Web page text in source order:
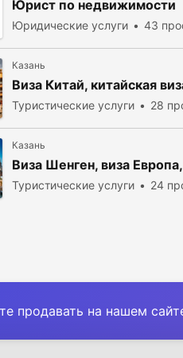
Юрист по недвижимости
Юридические услуги 43
Казань
Виза Китай, китайская
Туристические услуги 28
Казань
Виза Шенген, виза
Туристические услуги 24
продавать на нашем